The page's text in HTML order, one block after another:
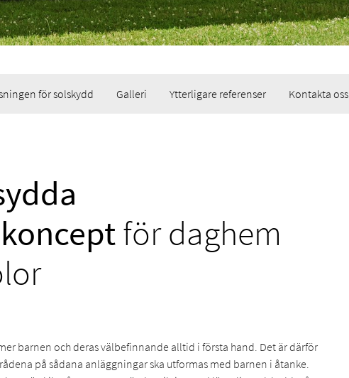
för solskydd Galleri Ytterligare referenser Kontakta oss
för daghem
barnen och deras välbefinnande alltid i första hand. Det är därför
på sådana anläggningar ska utformas med barnen i åtanke.